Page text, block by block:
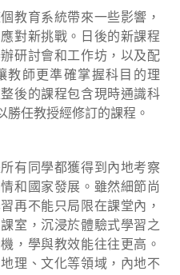
育系統帶來一些影響，
對新挑戰。日後的新課程
研討會和工作坊，以及配
教師更準確掌握科目的理
後的課程包含現時通識科
任教授經修訂的課程。
同學都獲得到內地考察
和國家發展。雖然細節尚
再不能只局限在課堂內，
室，沉浸於體驗式學習之
，學與教效能往往更高。
理、文化等領域，內地不